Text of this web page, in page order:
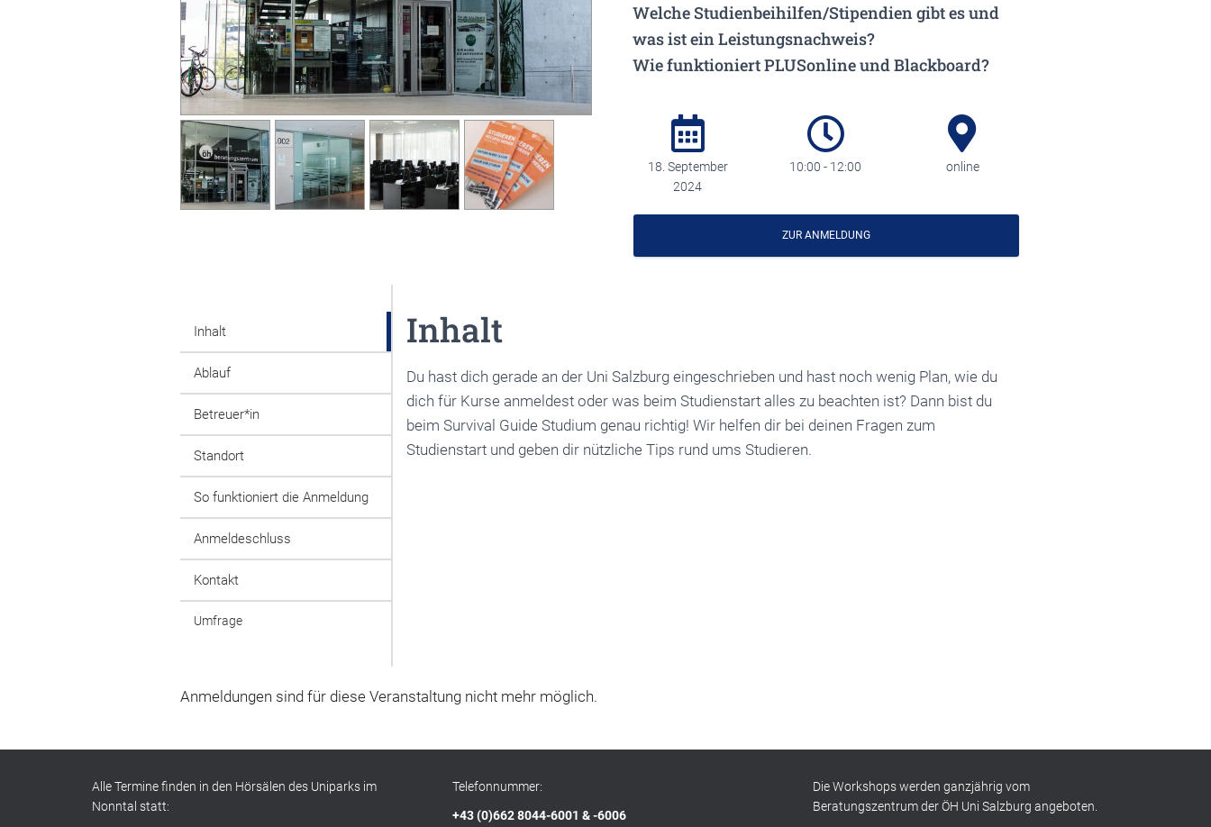
Welche Studienbeihilfen/Stipendien gibt es und
was ist ein Leistungsnachweis?
Wie funktioniert PLUSonline und Blackboard?
18. September
2024
10:00 - 12:00 online
ZUR ANMELDUNG
Inhalt
Ablauf
Betreuer*in
Standort
So funktioniert die Anmeldung
Anmeldeschluss
Kontakt
Umfrage
Inhalt
Du hast dich gerade an der Uni Salzburg eingeschrieben und hast noch wenig Plan, wie du
dich für Kurse anmeldest oder was beim Studienstart alles zu beachten ist? Dann bist du
beim Survival Guide Studium genau richtig! Wir helfen dir bei deinen Fragen zum
Studienstart und geben dir nützliche Tips rund ums Studieren.
Anmeldungen sind für diese Veranstaltung nicht mehr möglich.
Alle Termine finden in den Hörsälen des Uniparks im
Nonntal statt:
Telefonnummer:
+43 (0)662 8044-6001 & -6006
Die Workshops werden ganzjährig vom
Beratungszentrum der ÖH Uni Salzburg angeboten.